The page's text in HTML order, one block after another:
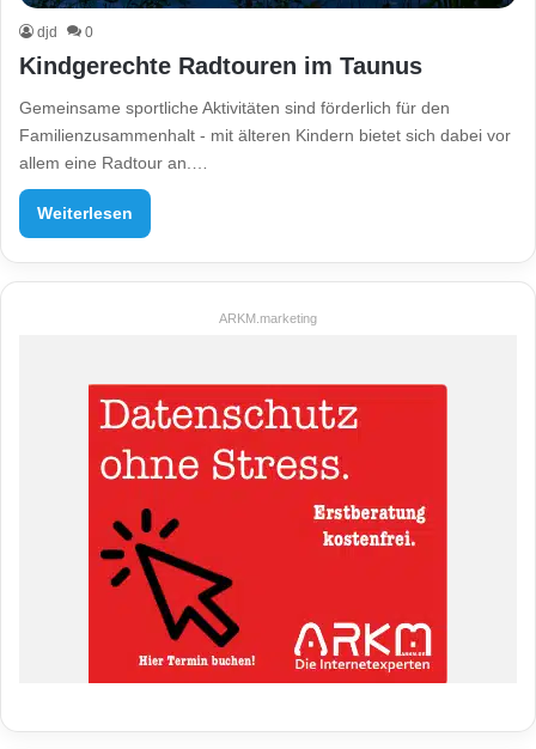
djd 0
Kindgerechte Radtouren im Taunus
Gemeinsame sportliche Aktivitäten sind förderlich für den
Familienzusammenhalt - mit älteren Kindern bietet sich dabei vor
allem eine Radtour an.…
Weiterlesen
ARKM.marketing